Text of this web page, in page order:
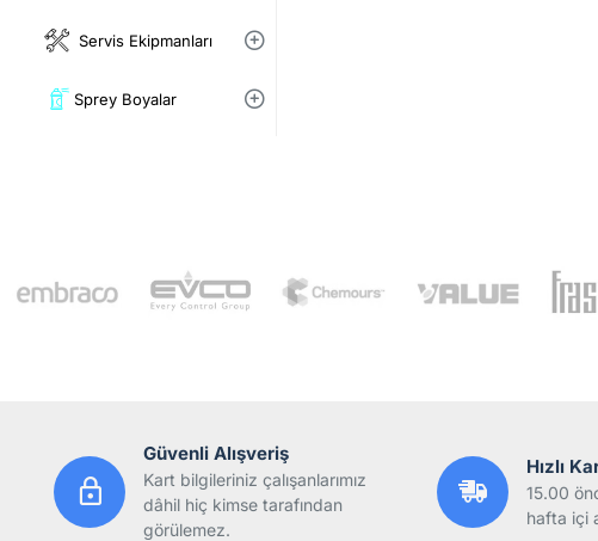
Servis Ekipmanları
Sprey Boyalar
Güvenli Alışveriş
Kart bilgileriniz çalışanlarımız
dâhil hiç kimse tarafından
görülemez.
Hızlı
15.00
hafta içi